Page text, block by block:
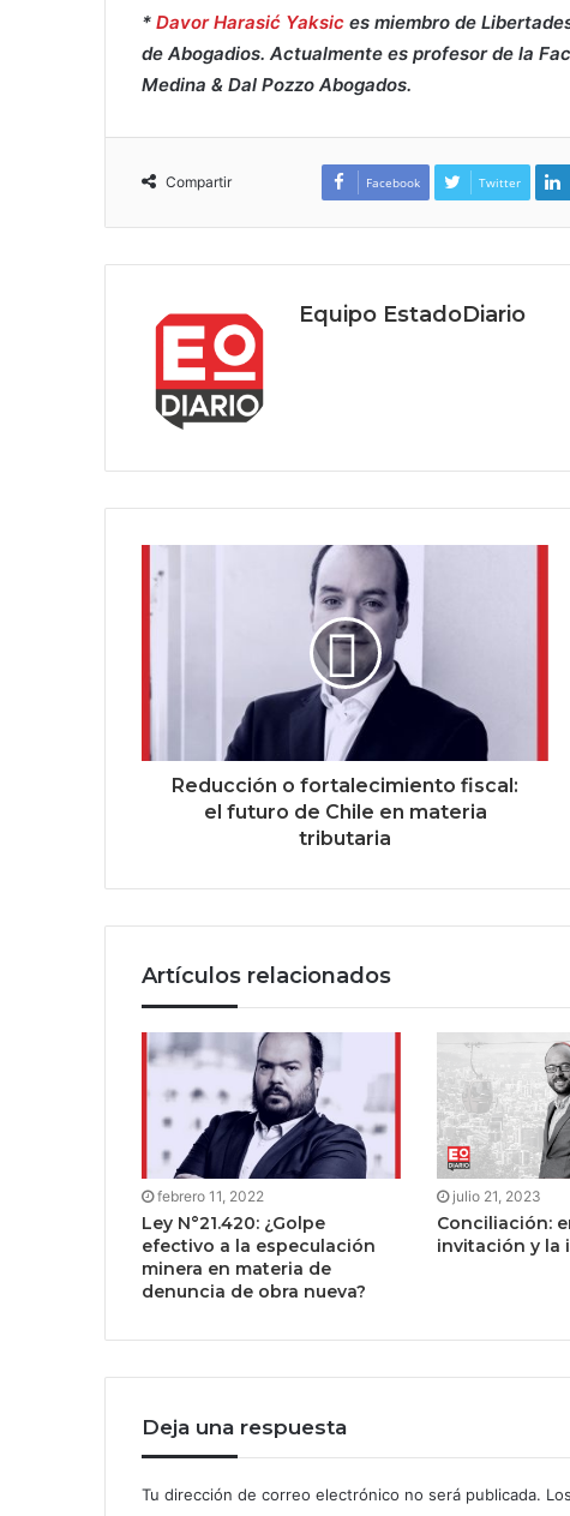
* Davor Harasić Yaksic es miembro de
de Abogadios. Actualmente es profesor de la
Medina & Dal Pozzo Abogados.
Compartir Facebook Twitter
Equipo EstadoDiario
Reducción o fortalecimiento fiscal:
el futuro de Chile en materia
tributaria
Artículos relacionados
febrero 11, 2022
Ley N°21.420: ¿Golpe
efectivo a la especulación
minera en materia de
denuncia de obra nueva?
julio 21, 2023
Conciliación:
invitación y la
Deja una respuesta
Tu dirección de correo electrónico no será publicada.